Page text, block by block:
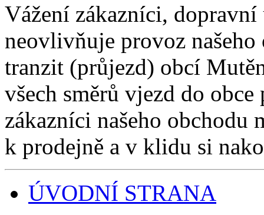
Vážení zákazníci,
neovlivňuje provoz našeho
tranzit (průjezd) obcí
všech směrů vjezd do obce
zákazníci našeho obchodu
k prodejně a v klidu si
ÚVODNÍ STRANA